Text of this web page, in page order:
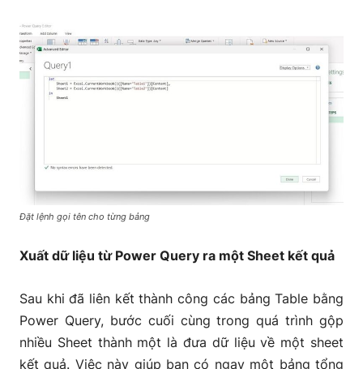
Đặt lệnh gọi tên cho từng bảng
Xuất dữ liệu từ Power Query ra một Sheet kết quả
Sau khi đã liên kết thành công các bảng Table bằng
Power Query, bước cuối cùng trong quá trình gộp
nhiều Sheet thành một là đưa dữ liệu về một sheet
kết quả. Việc này giúp bạn có ngay một bảng tổng